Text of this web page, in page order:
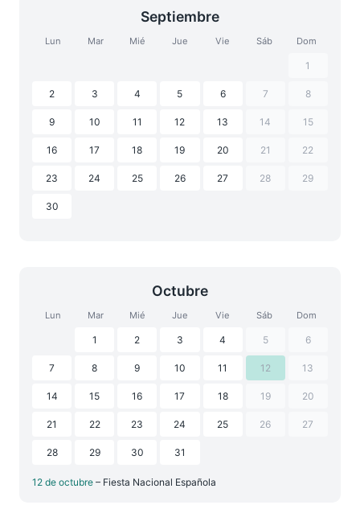
Septiembre
Lun Mar Mié Jue Vie Sáb Dom
1
2 3 4 5 6 7 8
9 10 11 12 13 14 15
16 17 18 19 20 21 22
23 24 25 26 27 28 29
30
Octubre
Lun Mar Mié Jue Vie Sáb Dom
1 2 3 4 5 6
7 8 9 10 11 12 13
14 15 16 17 18 19 20
21 22 23 24 25 26 27
28 29 30 31
12 de octubre – Fiesta Nacional Española